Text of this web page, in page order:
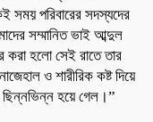
সময় পরিবারের সদস্যদের
সম্মানিত ভাই আব্দুল
করা হলো সেই রাতে তার
ও শারীরিক কষ্ট দিয়ে
ছিন্নভিন্ন হয়ে গেল।”